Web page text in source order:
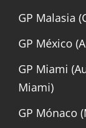
GP Malasia
GP México
GP Miami
Miami)
GP Mónaco